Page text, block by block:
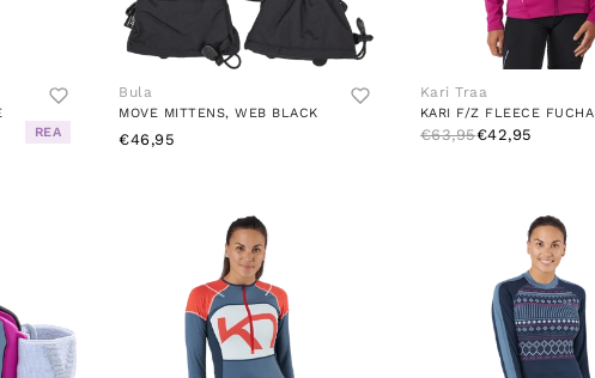
REA
Bula
MOVE MITTENS, WEB BLACK
€46,95
Kari Traa
KARI F/Z FLEECE FUCHA
€63,95€42,95